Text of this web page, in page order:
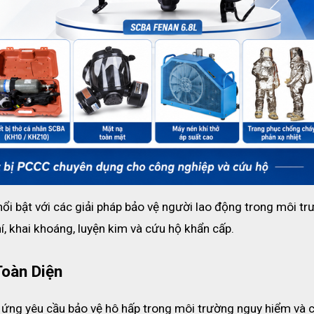
suất, Van bình, Bộ giảm áp, Khung lưng, Khớp nối nhanh, Van cấp
bật với các giải pháp bảo vệ người lao động trong môi
khai khoáng, luyện kim và cứu hộ khẩn cấp.
Diện
yêu cầu bảo vệ hô hấp trong môi trường nguy hiểm và